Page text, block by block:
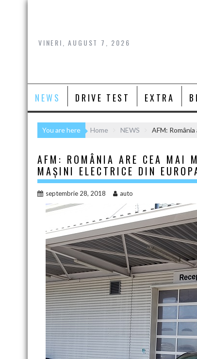
Skip
VINERI, AUGUST 7, 2026
NEWS DRIVE TEST EXTRA
You are here Home NEWS AFM:
AFM: ROMÂNIA ARE CEA MAI
MAȘINI ELECTRICE DIN
septembrie 28, 2018 auto